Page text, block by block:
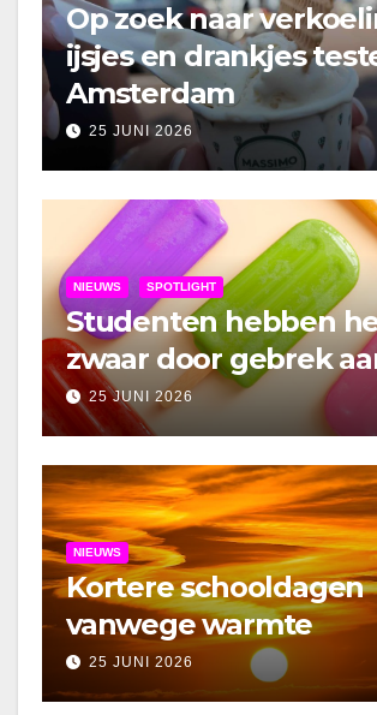
Op zoek naar
ijsjes en drankjes
Amsterdam
25 JUNI 2026
NIEUWS SPOTLIGHT
Studenten hebben
zwaar door gebrek
25 JUNI 2026
NIEUWS
Kortere schooldagen
vanwege warmte
25 JUNI 2026